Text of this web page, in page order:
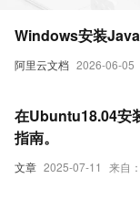
阿里云文档 2026-06-05
Windows安装
文章 2025-07-11 来自
在Ubuntu18.04安
指南。